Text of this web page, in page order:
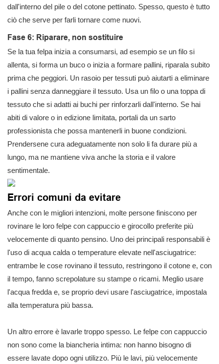
dall'interno del pile o del cotone pettinato. Spesso, questo è tutto
ciò che serve per farli tornare come nuovi.
Fase 6: Riparare, non sostituire
Se la tua felpa inizia a consumarsi, ad esempio se un filo si
allenta, si forma un buco o inizia a formare pallini, riparala subito
prima che peggiori. Un rasoio per tessuti può aiutarti a eliminare
i pallini senza danneggiare il tessuto. Usa un filo o una toppa di
tessuto che si adatti ai buchi per rinforzarli dall'interno. Se hai
abiti di valore o in edizione limitata, portali da un sarto
professionista che possa mantenerli in buone condizioni.
Prendersene cura adeguatamente non solo li fa durare più a
lungo, ma ne mantiene viva anche la storia e il valore
sentimentale.
Errori comuni da evitare
Anche con le migliori intenzioni, molte persone finiscono per
rovinare le loro felpe con cappuccio e girocollo preferite più
velocemente di quanto pensino. Uno dei principali responsabili è
l'uso di acqua calda o temperature elevate nell'asciugatrice:
entrambe le cose rovinano il tessuto, restringono il cotone e, con
il tempo, fanno screpolature su stampe o ricami. Meglio usare
l'acqua fredda e, se proprio devi usare l'asciugatrice, impostala
alla temperatura più bassa.
Un altro errore è lavarle troppo spesso. Le felpe con cappuccio
non sono come la biancheria intima: non hanno bisogno di
essere lavate dopo ogni utilizzo. Più le lavi, più velocemente